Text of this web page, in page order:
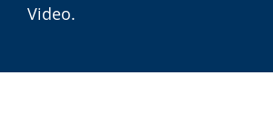
Video.